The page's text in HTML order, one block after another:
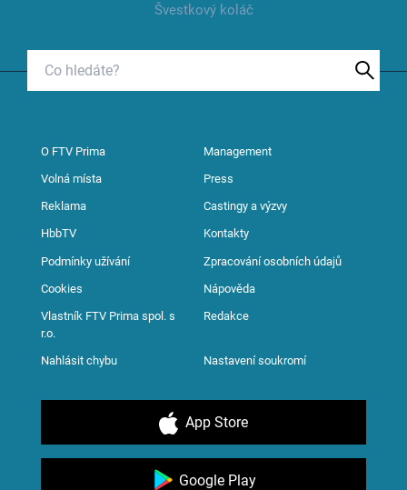
Švestkový koláč
O FTV Prima Management
Volná místa Press
Reklama Castingy a výzvy
HbbTV Kontakty
Podmínky užívání Zpracování osobních údajů
Cookies Nápověda
Vlastník FTV Prima spol. s
r.o.
Redakce
Nahlásit chybu Nastavení soukromí
App Store
Google Play